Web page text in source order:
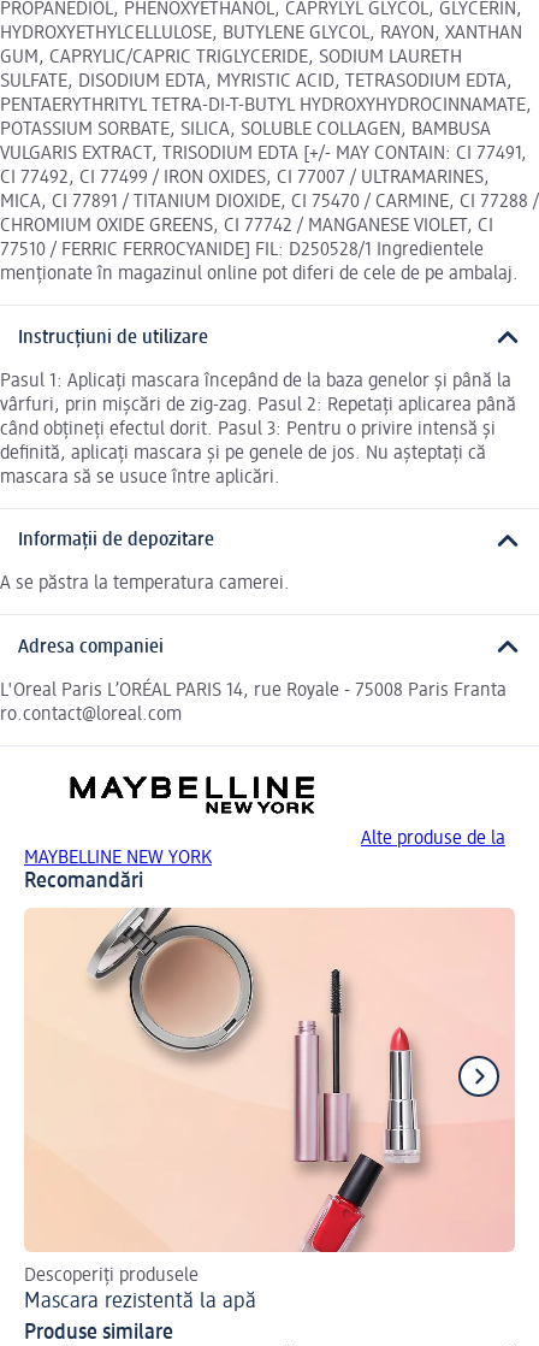
PROPANEDIOL, PHENOXYETHANOL, CAPRYLYL GLYCOL, GLYCERIN,
HYDROXYETHYLCELLULOSE, BUTYLENE GLYCOL, RAYON, XANTHAN
GUM, CAPRYLIC/CAPRIC TRIGLYCERIDE, SODIUM LAURETH
SULFATE, DISODIUM EDTA, MYRISTIC ACID, TETRASODIUM EDTA,
PENTAERYTHRITYL TETRA-DI-T-BUTYL HYDROXYHYDROCINNAMATE,
POTASSIUM SORBATE, SILICA, SOLUBLE COLLAGEN, BAMBUSA
VULGARIS EXTRACT, TRISODIUM EDTA [+/- MAY CONTAIN: CI 77491,
CI 77492, CI 77499 / IRON OXIDES, CI 77007 / ULTRAMARINES,
MICA, CI 77891 / TITANIUM DIOXIDE, CI 75470 / CARMINE, CI 77288 /
CHROMIUM OXIDE GREENS, CI 77742 / MANGANESE VIOLET, CI
77510 / FERRIC FERROCYANIDE] FIL: D250528/1 Ingredientele
menționate în magazinul online pot diferi de cele de pe ambalaj.
Instrucțiuni de utilizare
Pasul 1: Aplicați mascara începând de la baza genelor și până la
vârfuri, prin mișcări de zig-zag. Pasul 2: Repetați aplicarea până
când obțineți efectul dorit. Pasul 3: Pentru o privire intensă și
definită, aplicați mascara și pe genele de jos. Nu așteptați că
mascara să se usuce între aplicări.
Informații de depozitare
A se păstra la temperatura camerei.
Adresa companiei
L'Oreal Paris L’ORÉAL PARIS 14, rue Royale - 75008 Paris Franta
ro.contact@loreal.com
Alte produse de la
MAYBELLINE NEW YORK
Recomandări
Descoperiți produsele
Mascara rezistentă la apă
Produse similare